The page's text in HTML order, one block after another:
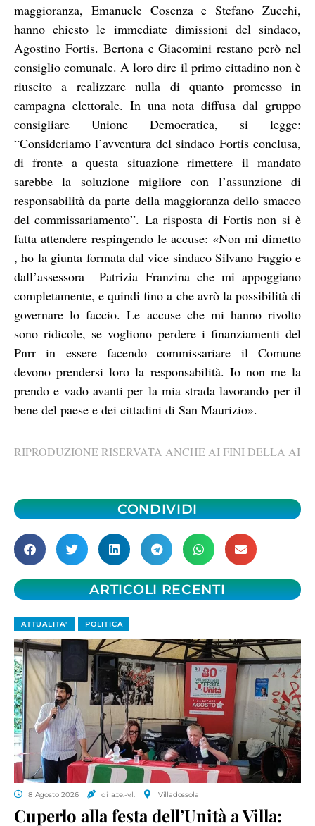
maggioranza, Emanuele Cosenza e Stefano Zucchi,
hanno chiesto le immediate dimissioni del sindaco,
Agostino Fortis. Bertona e Giacomini restano però nel
consiglio comunale. A loro dire il primo cittadino non è
riuscito a realizzare nulla di quanto promesso in
campagna elettorale. In una nota diffusa dal gruppo
consigliare Unione Democratica, si legge:
“Consideriamo l’avventura del sindaco Fortis conclusa,
di fronte a questa situazione rimettere il mandato
sarebbe la soluzione migliore con l’assunzione di
responsabilità da parte della maggioranza dello smacco
del commissariamento”. La risposta di Fortis non si è
fatta attendere respingendo le accuse: «Non mi dimetto
, ho la giunta formata dal vice sindaco Silvano Faggio e
dall’assessora Patrizia Franzina che mi appoggiano
completamente, e quindi fino a che avrò la possibilità di
governare lo faccio. Le accuse che mi hanno rivolto
sono ridicole, se vogliono perdere i finanziamenti del
Pnrr in essere facendo commissariare il Comune
devono prendersi loro la responsabilità. Io non me la
prendo e vado avanti per la mia strada lavorando per il
bene del paese e dei cittadini di San Maurizio».
RIPRODUZIONE RISERVATA ANCHE AI FINI DELLA AI
CONDIVIDI
ARTICOLI RECENTI
ATTUALITA' POLITICA
8 Agosto 2026 di a.te.-v.l. Villadossola
Cuperlo alla festa dell’Unità a Villa: